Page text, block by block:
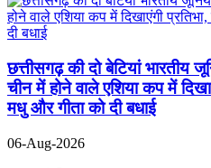
छत्तीसगढ़ की दो बेटियां भारतीय
चीन में होने वाले एशिया कप में
मधु और गीता को दी बधाई
06-Aug-2026